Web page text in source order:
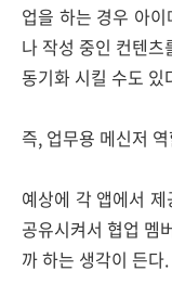
업을 하는 경우 아
나 작성 중인 컨텐
동기화 시킬 수도 있
즉, 업무용 메신저
예상에 각 앱에서
공유시켜서 협업 멤
까 하는 생각이 든다.